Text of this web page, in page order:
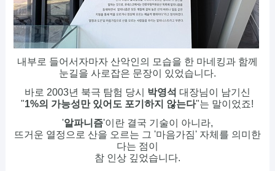
내부로 들어서자마자 산악인의 모습을 한 마네킹과 함께
눈길을 사로잡은 문장이 있었습니다.
바로 2003년 북극 탐험 당시 박영석 대장님이 남기신
"1%의 가능성만 있어도 포기하지 않는다"는 말이었죠!
'알파니즘'이란 결국 기술이 아니라,
뜨거운 열정으로 산을 오르는 그 '마음가짐' 자체를 의미한
다는 점이
참 인상 깊었습니다.